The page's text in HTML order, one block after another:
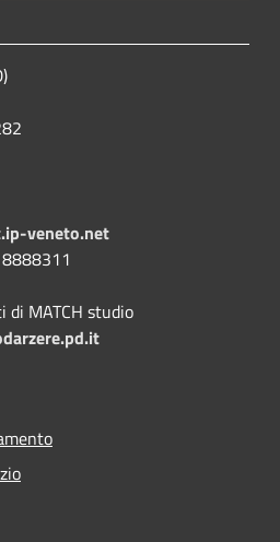
veneto.net
di MATCH studio